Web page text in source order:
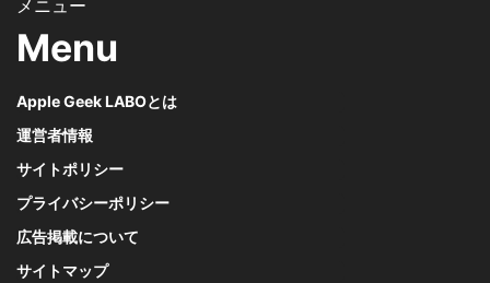
Menu
Apple Geek LABOとは
運営者情報
サイトポリシー
プライバシーポリシー
広告掲載について
サイトマップ